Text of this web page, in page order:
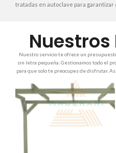
tratadas en autoclave para garantizar
Nuestro servicio te ofrece un
sin letra pequeña. Gestionamos todo el
para que solo te preocupes de disfrutar.